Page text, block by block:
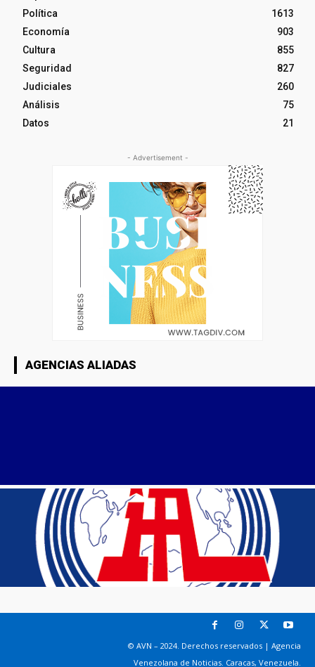
Política
1613
Economía
903
Cultura
855
Seguridad
827
Judiciales
260
Análisis
75
Datos
21
- Advertisement -
AGENCIAS ALIADAS
© AVN – 2024. Derechos reservados | Agencia
Venezolana de Noticias. Caracas, Venezuela.